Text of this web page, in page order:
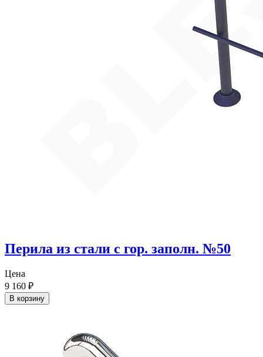
Перила из стали с гор. заполн. №50
Цена
9 160 ₽
В корзину